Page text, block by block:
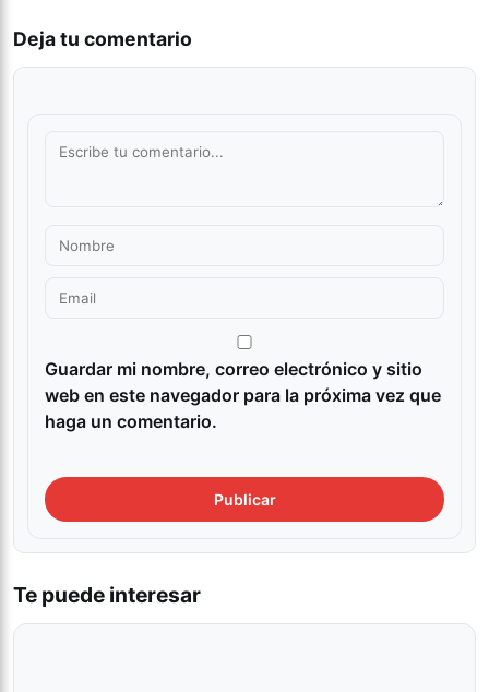
Deja tu comentario
Guardar mi nombre, correo electrónico y sitio
web en este navegador para la próxima vez que
haga un comentario.
Te puede interesar